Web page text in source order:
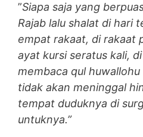
”Siapa saja yang
Rajab lalu shalat di hari
empat rakaat, di rakaat
ayat kursi seratus kali,
membaca qul
tidak akan meninggal
tempat duduknya di
untuknya.”